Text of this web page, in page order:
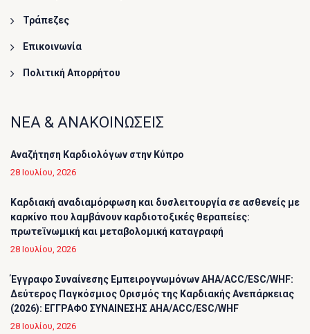
Τράπεζες
Επικοινωνία
Πολιτική Απορρήτου
ΝΕΑ & ΑΝΑΚΟΙΝΩΣΕΙΣ
Αναζήτηση Καρδιολόγων στην Κύπρο
28 Ιουλίου, 2026
Καρδιακή αναδιαμόρφωση και δυσλειτουργία σε ασθενείς με
καρκίνο που λαμβάνουν καρδιοτοξικές θεραπείες:
πρωτεϊνωμική και μεταβολομική καταγραφή
28 Ιουλίου, 2026
Έγγραφο Συναίνεσης Εμπειρογνωμόνων AHA/ACC/ESC/WHF:
Δεύτερος Παγκόσμιος Ορισμός της Καρδιακής Ανεπάρκειας
(2026): ΕΓΓΡΑΦΟ ΣΥΝΑΙΝΕΣΗΣ AHA/ACC/ESC/WHF
28 Ιουλίου, 2026